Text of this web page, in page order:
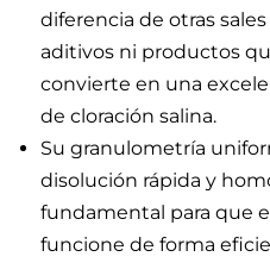
diferencia de otras
aditivos ni productos
convierte en una
de cloración salina.
Su granulometría
disolución rápida y
fundamental para que
funcione de forma